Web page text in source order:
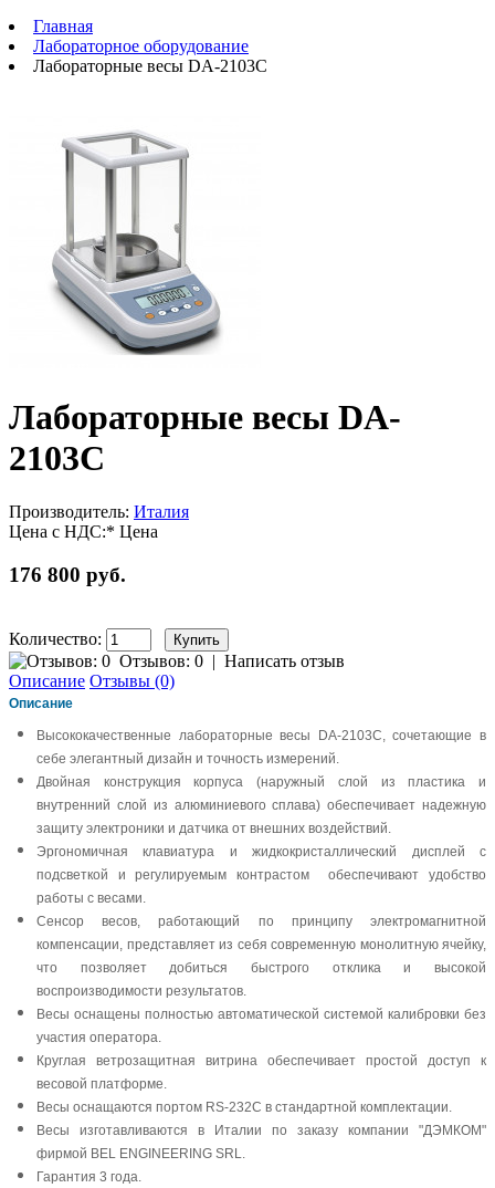
Главная
Лабораторное оборудование
Лабораторные весы DA-2103C
Лабораторные весы DA-
2103C
Производитель: Италия
Цена с НДС:* Цена
176 800 руб.
Количество:
Отзывов: 0 | Написать отзыв
Описание Отзывы (0)
Описание
Высококачественные лабораторные весы DA-2103C, сочетающие в
себе элегантный дизайн и точность измерений.
Двойная конструкция корпуса (наружный слой из пластика и
внутренний слой из алюминиевого сплава) обеспечивает надежную
защиту электроники и датчика от внешних воздействий.
Эргономичная клавиатура и жидкокристаллический дисплей с
подсветкой и регулируемым контрастом обеспечивают удобство
работы с весами.
Сенсор весов, работающий по принципу электромагнитной
компенсации, представляет из себя современную монолитную ячейку,
что позволяет добиться быстрого отклика и высокой
воспроизводимости результатов.
Весы оснащены полностью автоматической системой калибровки без
участия оператора.
Круглая ветрозащитная витрина обеспечивает простой доступ к
весовой платформе.
Весы оснащаются портом RS-232C в стандартной комплектации.
Весы изготавливаются в Италии по заказу компании "ДЭМКОМ"
фирмой BEL ENGINEERING SRL.
Гарантия 3 года.